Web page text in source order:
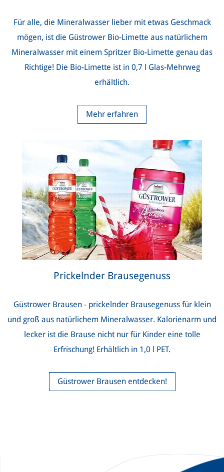
Für alle, die Mineralwasser lieber mit etwas Geschmack
mögen, ist die Güstrower Bio-Limette aus natürlichem
Mineralwasser mit einem Spritzer Bio-Limette genau das
Richtige! Die Bio-Limette ist in 0,7 l Glas-Mehrweg
erhältlich.
Mehr erfahren
Prickelnder Brausegenuss
Güstrower Brausen - prickelnder Brausegenuss für klein
und groß aus natürlichem Mineralwasser. Kalorienarm und
lecker ist die Brause nicht nur für Kinder eine tolle
Erfrischung! Erhältlich in 1,0 l PET.
Güstrower Brausen entdecken!